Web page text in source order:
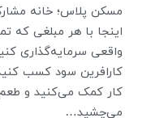
مسکن پلاس؛ خانه
اینجا با هر مبلغی که
واقعی سرمایه‌گذاری
کارافرین سود کسب
کار کمک می‌کنید و طعم
می‌چشید…